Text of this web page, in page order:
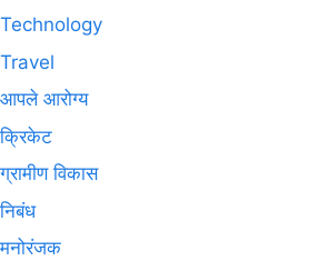
Technology
Travel
आपले आरोग्य
क्रिकेट
ग्रामीण विकास
निबंध
मनोरंजक